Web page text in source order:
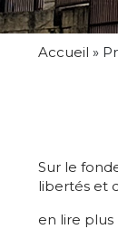
Accueil »
Sur le
libertés et
en lire plus